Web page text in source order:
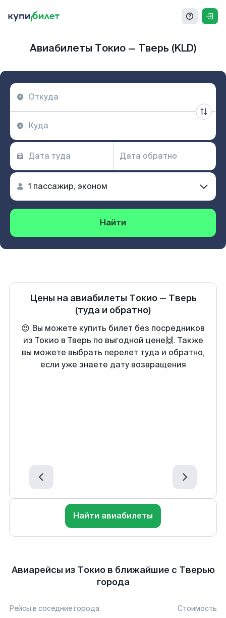
Авиабилеты Токио — Тверь (KLD)
Найти
Цены на авиабилеты Токио— Тверь
(туда и обратно)
😍 Вы можете купить билет без посредников
из Токио в Тверь по выгодной цене🙌. Также
вы можете выбрать перелет туда и обратно,
если уже знаете дату возвращения
Найти авиабилеты
Авиарейсы из Токио в ближайшие с Тверью
города
Рейсы в соседние города Стоимость